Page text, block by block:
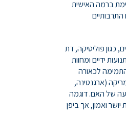
ברמה האישית
כגון פוליטיקה, דת
ידיים ומחוות
לכאורה
(ארגנטינה,
של האם. דוגמה
ואמון, אך ביפן